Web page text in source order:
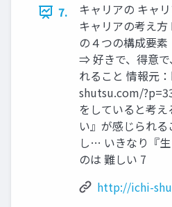
7.
キャリアの キャ
キャリアの考え方
の４つの構成要素
⇒ 好きで、得意で
れること 情報元
shutsu.com/
をしていると考
い』が感じられ
し… いきなり『
のは 難しい 7
http://ichi-